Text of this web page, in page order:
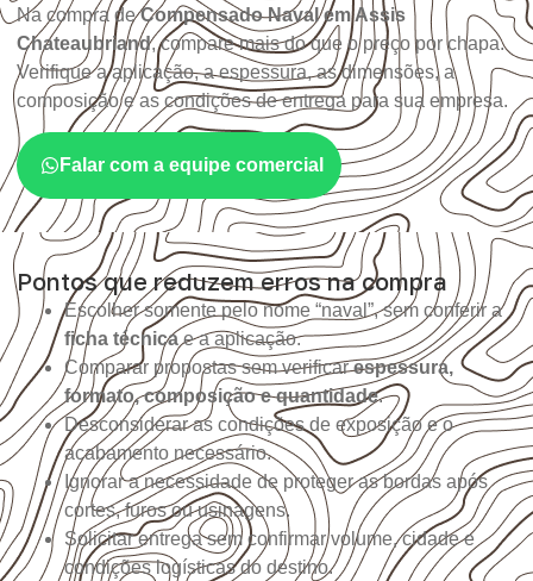
Na compra deCompensado Naval em Assis
Chateaubriand, compare mais do que o preço por chapa.
Verifique a aplicação, a espessura, as dimensões, a
composição e as condições de entrega para sua empresa.
Falar com a equipe comercial
Pontos que reduzem erros na compra
Escolher somente pelo nome “naval”, sem conferir a
ficha técnicae a aplicação.
Comparar propostas sem verificarespessura,
formato, composição e quantidade.
Desconsiderar as condições de exposição e o
acabamento necessário.
Ignorar a necessidade de proteger as bordas após
cortes, furos ou usinagens.
Solicitar entrega sem confirmar volume, cidade e
condições logísticas do destino.